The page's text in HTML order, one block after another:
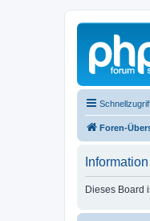
Foren-
Information
Dieses Board